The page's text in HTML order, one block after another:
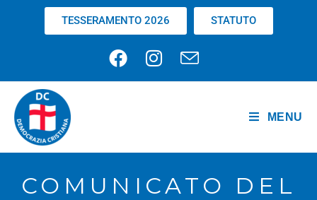
TESSERAMENTO 2026 STATUTO
MENU
COMUNICATO DEL